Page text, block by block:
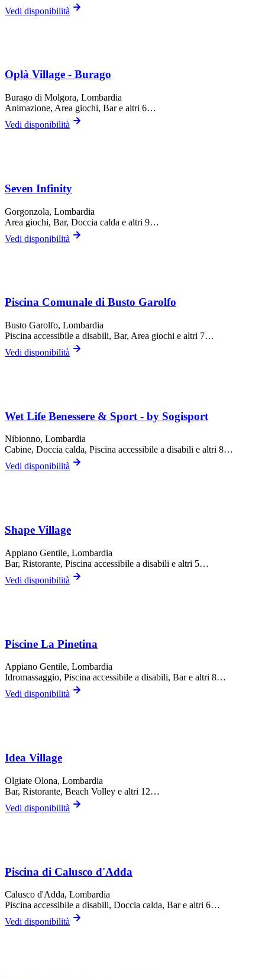
Vedi disponibilità
Oplà Village - Burago
Burago di Molgora, Lombardia
Animazione, Area giochi, Bare altri 6…
Vedi disponibilità
Seven Infinity
Gorgonzola, Lombardia
Area giochi, Bar, Doccia calda e altri 9…
Vedi disponibilità
Piscina Comunale di Busto Garolfo
Busto Garolfo, Lombardia
Piscina accessibile a disabili, Bar, Area giochi e altri 7…
Vedi disponibilità
Wet Life Benessere & Sport - by Sogisport
Nibionno, Lombardia
Cabine, Doccia calda, Piscina accessibile a disabili e altri 8…
Vedi disponibilità
Shape Village
Appiano Gentile, Lombardia
Bar, Ristorante, Piscina accessibile a disabili e altri 5…
Vedi disponibilità
Piscine La Pinetina
Appiano Gentile, Lombardia
Idromassaggio, Piscina accessibile a disabili, Bare altri 8…
Vedi disponibilità
Idea Village
Olgiate Olona, Lombardia
Bar, Ristorante, Beach Volley e altri 12…
Vedi disponibilità
Piscina di Calusco d'Adda
Calusco d'Adda, Lombardia
Piscina accessibile a disabili, Doccia calda, Bare altri 6…
Vedi disponibilità